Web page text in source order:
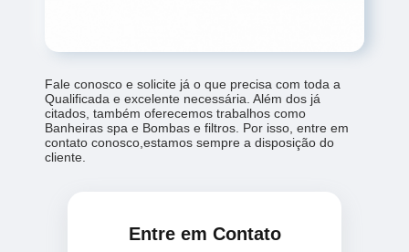
Fale conosco e solicite já o que precisa com toda a
Qualificada e excelente necessária. Além dos já
citados, também oferecemos trabalhos como
Banheiras spa e Bombas e filtros. Por isso, entre em
contato conosco,estamos sempre a disposição do
cliente.
Entre em Contato